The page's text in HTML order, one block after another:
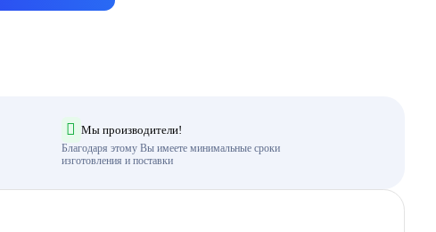
Мы производители!
Благодаря этому Вы имеете минимальные сроки
изготовления и поставки